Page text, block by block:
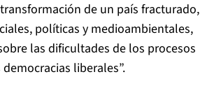
de un país fracturado,
políticas y medioambientales,
las dificultades de los procesos
liberales”.